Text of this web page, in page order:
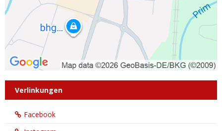
Verlinkungen
Facebook